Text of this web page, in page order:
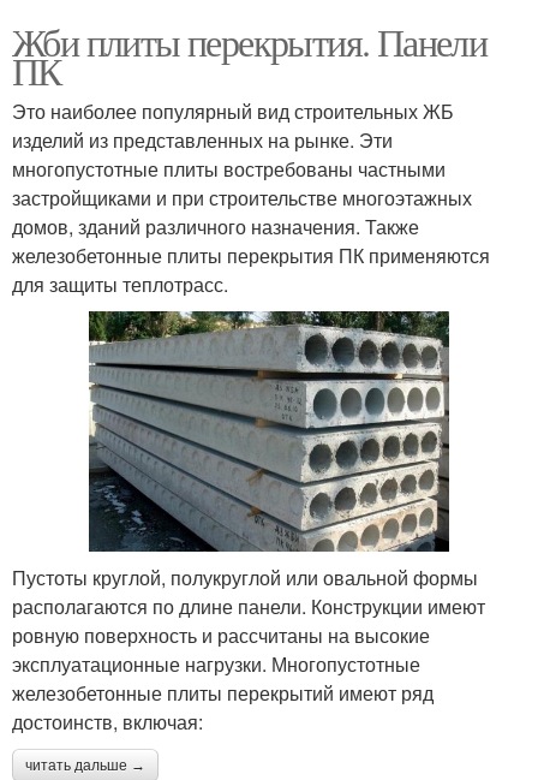
Жби плиты перекрытия. Панели
ПК
Это наиболее популярный вид строительных ЖБ
изделий из представленных на рынке. Эти
многопустотные плиты востребованы частными
застройщиками и при строительстве многоэтажных
домов, зданий различного назначения. Также
железобетонные плиты перекрытия ПК применяются
для защиты теплотрасс.
Пустоты круглой, полукруглой или овальной формы
располагаются по длине панели. Конструкции имеют
ровную поверхность и рассчитаны на высокие
эксплуатационные нагрузки. Многопустотные
железобетонные плиты перекрытий имеют ряд
достоинств, включая:
читать дальше →